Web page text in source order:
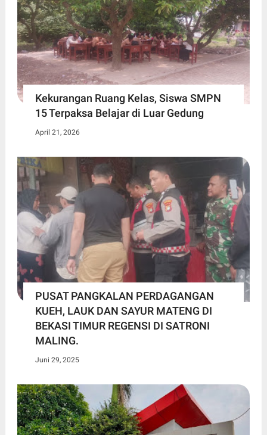
Kekurangan Ruang Kelas, Siswa SMPN
15 Terpaksa Belajar di Luar Gedung ​
April 21, 2026
PUSAT PANGKALAN PERDAGANGAN
KUEH, LAUK DAN SAYUR MATENG DI
BEKASI TIMUR REGENSI DI SATRONI
MALING.
Juni 29, 2025